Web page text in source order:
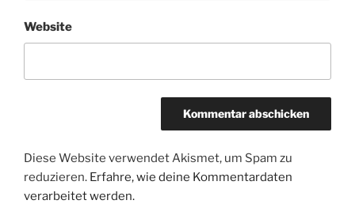
Website
Diese Website verwendet Akismet, um Spam zu
reduzieren. Erfahre, wie deine Kommentardaten
verarbeitet werden.